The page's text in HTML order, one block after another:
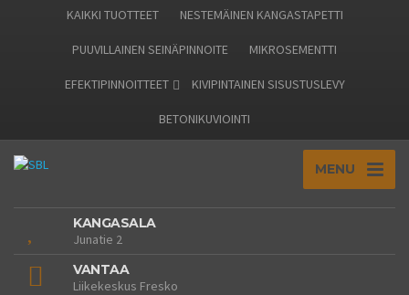
KAIKKI TUOTTEET NESTEMÄINEN KANGASTAPETTI
PUUVILLAINEN SEINÄPINNOITE MIKROSEMENTTI
EFEKTIPINNOITTEET KIVIPINTAINEN SISUSTUSLEVY
BETONIKUVIOINTI
MENU
KANGASALA
Junatie 2
VANTAA
Liikekeskus Fresko